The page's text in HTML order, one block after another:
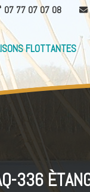
07 77 07 07 08
FLOTTANTES
336